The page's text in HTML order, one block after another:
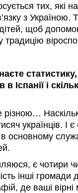
тих, які
з
щоб
традицію
в Іспанії і
українців. І
в основному
є чотири
інші громади
де ваші